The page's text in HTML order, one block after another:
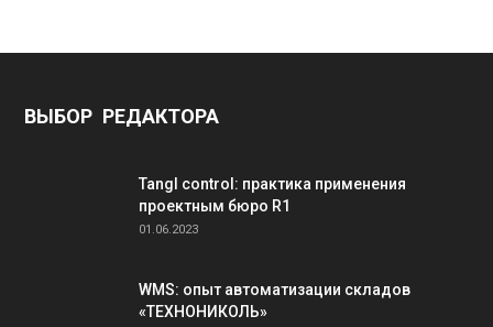
ВЫБОР РЕДАКТОРА
Tangl control: практика применения
проектным бюро R1
01.06.2023
WMS: опыт автоматизации складов
«ТЕХНОНИКОЛЬ»